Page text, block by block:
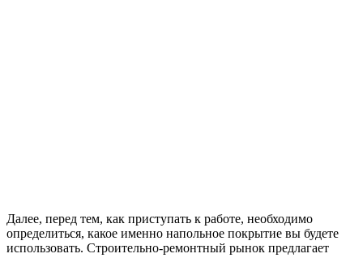
Далее, перед тем, как приступать к работе, необходимо
определиться, какое именно напольное покрытие вы будете
использовать. Строительно-ремонтный рынок предлагает